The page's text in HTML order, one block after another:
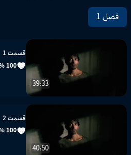
فصل 1
39:33
قسمت 1
100 %
40:50
قسمت 2
100 %